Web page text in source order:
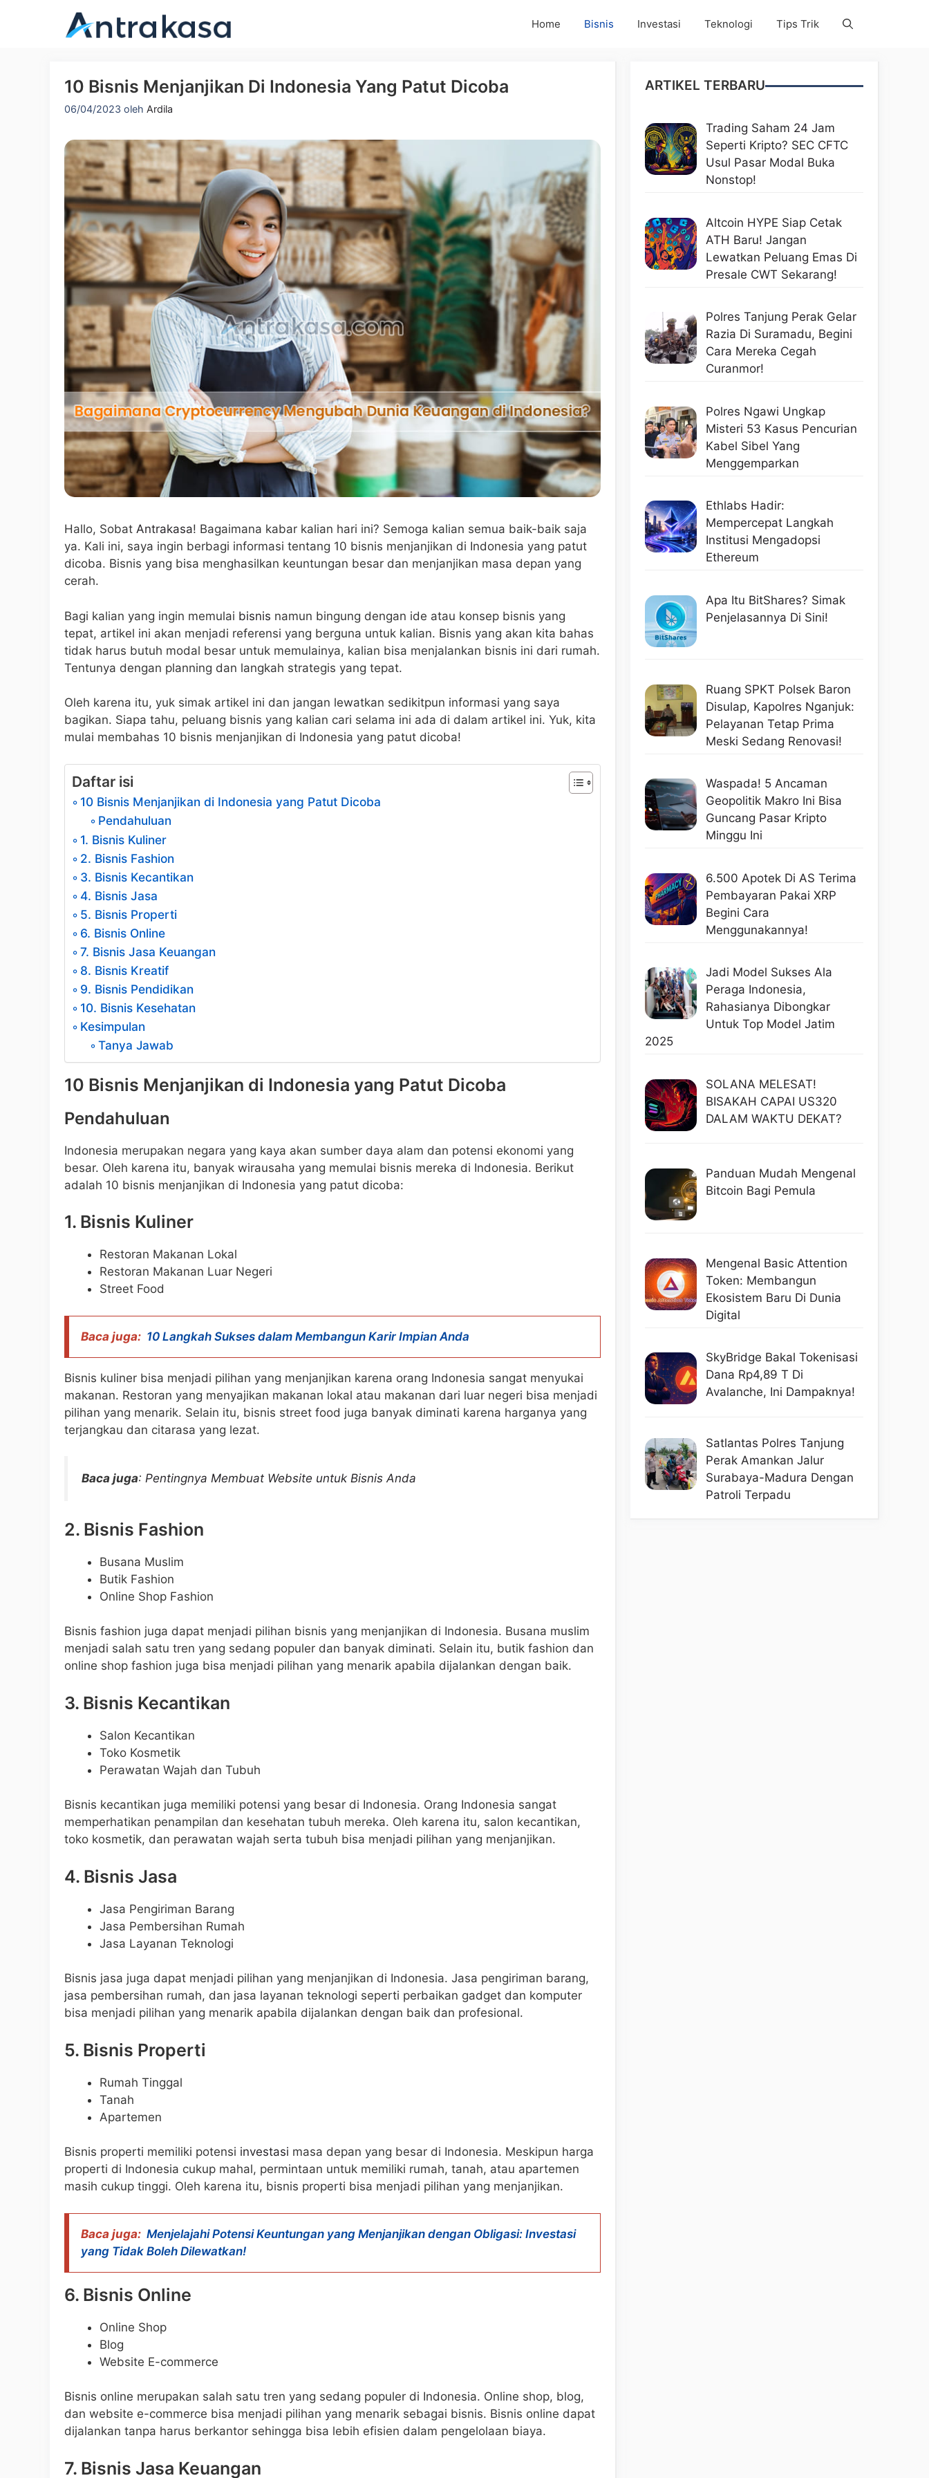
Home Bisnis Investasi Teknologi Tips Trik
10 Bisnis Menjanjikan Di Indonesia Yang Patut Dicoba
06/04/2023 oleh Ardila
Hallo, Sobat Antrakasa! Bagaimana kabar kalian hari ini? Semoga kalian semua baik-baik saja
ya. Kali ini, saya ingin berbagi informasi tentang 10 bisnis menjanjikan di Indonesia yang patut
dicoba. Bisnis yang bisa menghasilkan keuntungan besar dan menjanjikan masa depan yang
cerah.
Bagi kalian yang ingin memulai bisnis namun bingung dengan ide atau konsep bisnis yang
tepat, artikel ini akan menjadi referensi yang berguna untuk kalian. Bisnis yang akan kita bahas
tidak harus butuh modal besar untuk memulainya, kalian bisa menjalankan bisnis ini dari rumah.
Tentunya dengan planning dan langkah strategis yang tepat.
Oleh karena itu, yuk simak artikel ini dan jangan lewatkan sedikitpun informasi yang saya
bagikan. Siapa tahu, peluang bisnis yang kalian cari selama ini ada di dalam artikel ini. Yuk, kita
mulai membahas 10 bisnis menjanjikan di Indonesia yang patut dicoba!
Daftar isi
10 Bisnis Menjanjikan di Indonesia yang Patut Dicoba
Pendahuluan
1. Bisnis Kuliner
2. Bisnis Fashion
3. Bisnis Kecantikan
4. Bisnis Jasa
5. Bisnis Properti
6. Bisnis Online
7. Bisnis Jasa Keuangan
8. Bisnis Kreatif
9. Bisnis Pendidikan
10. Bisnis Kesehatan
Kesimpulan
Tanya Jawab
10 Bisnis Menjanjikan di Indonesia yang Patut Dicoba
Pendahuluan
Indonesia merupakan negara yang kaya akan sumber daya alam dan potensi ekonomi yang
besar. Oleh karena itu, banyak wirausaha yang memulai bisnis mereka di Indonesia. Berikut
adalah 10 bisnis menjanjikan di Indonesia yang patut dicoba:
1. Bisnis Kuliner
Restoran Makanan Lokal
Restoran Makanan Luar Negeri
Street Food
Baca juga: 10 Langkah Sukses dalam Membangun Karir Impian Anda
Bisnis kuliner bisa menjadi pilihan yang menjanjikan karena orang Indonesia sangat menyukai
makanan. Restoran yang menyajikan makanan lokal atau makanan dari luar negeri bisa menjadi
pilihan yang menarik. Selain itu, bisnis street food juga banyak diminati karena harganya yang
terjangkau dan citarasa yang lezat.
Baca juga: Pentingnya Membuat Website untuk Bisnis Anda
2. Bisnis Fashion
Busana Muslim
Butik Fashion
Online Shop Fashion
Bisnis fashion juga dapat menjadi pilihan bisnis yang menjanjikan di Indonesia. Busana muslim
menjadi salah satu tren yang sedang populer dan banyak diminati. Selain itu, butik fashion dan
online shop fashion juga bisa menjadi pilihan yang menarik apabila dijalankan dengan baik.
3. Bisnis Kecantikan
Salon Kecantikan
Toko Kosmetik
Perawatan Wajah dan Tubuh
Bisnis kecantikan juga memiliki potensi yang besar di Indonesia. Orang Indonesia sangat
memperhatikan penampilan dan kesehatan tubuh mereka. Oleh karena itu, salon kecantikan,
toko kosmetik, dan perawatan wajah serta tubuh bisa menjadi pilihan yang menjanjikan.
4. Bisnis Jasa
Jasa Pengiriman Barang
Jasa Pembersihan Rumah
Jasa Layanan Teknologi
Bisnis jasa juga dapat menjadi pilihan yang menjanjikan di Indonesia. Jasa pengiriman barang,
jasa pembersihan rumah, dan jasa layanan teknologi seperti perbaikan gadget dan komputer
bisa menjadi pilihan yang menarik apabila dijalankan dengan baik dan profesional.
5. Bisnis Properti
Rumah Tinggal
Tanah
Apartemen
Bisnis properti memiliki potensi investasi masa depan yang besar di Indonesia. Meskipun harga
properti di Indonesia cukup mahal, permintaan untuk memiliki rumah, tanah, atau apartemen
masih cukup tinggi. Oleh karena itu, bisnis properti bisa menjadi pilihan yang menjanjikan.
Baca juga: Menjelajahi Potensi Keuntungan yang Menjanjikan dengan Obligasi: Investasi
yang Tidak Boleh Dilewatkan!
6. Bisnis Online
Online Shop
Blog
Website E-commerce
Bisnis online merupakan salah satu tren yang sedang populer di Indonesia. Online shop, blog,
dan website e-commerce bisa menjadi pilihan yang menarik sebagai bisnis. Bisnis online dapat
dijalankan tanpa harus berkantor sehingga bisa lebih efisien dalam pengelolaan biaya.
7. Bisnis Jasa Keuangan
ARTIKEL TERBARU
Trading Saham 24 Jam
Seperti Kripto? SEC CFTC
Usul Pasar Modal Buka
Nonstop!
Altcoin HYPE Siap Cetak
ATH Baru! Jangan
Lewatkan Peluang Emas Di
Presale CWT Sekarang!
Polres Tanjung Perak Gelar
Razia Di Suramadu, Begini
Cara Mereka Cegah
Curanmor!
Polres Ngawi Ungkap
Misteri 53 Kasus Pencurian
Kabel Sibel Yang
Menggemparkan
Ethlabs Hadir:
Mempercepat Langkah
Institusi Mengadopsi
Ethereum
Apa Itu BitShares? Simak
Penjelasannya Di Sini!
Ruang SPKT Polsek Baron
Disulap, Kapolres Nganjuk:
Pelayanan Tetap Prima
Meski Sedang Renovasi!
Waspada! 5 Ancaman
Geopolitik Makro Ini Bisa
Guncang Pasar Kripto
Minggu Ini
6.500 Apotek Di AS Terima
Pembayaran Pakai XRP
Begini Cara
Menggunakannya!
Jadi Model Sukses Ala
Peraga Indonesia,
Rahasianya Dibongkar
Untuk Top Model Jatim
2025
SOLANA MELESAT!
BISAKAH CAPAI US320
DALAM WAKTU DEKAT?
Panduan Mudah Mengenal
Bitcoin Bagi Pemula
Mengenal Basic Attention
Token: Membangun
Ekosistem Baru Di Dunia
Digital
SkyBridge Bakal Tokenisasi
Dana Rp4,89 T Di
Avalanche, Ini Dampaknya!
Satlantas Polres Tanjung
Perak Amankan Jalur
Surabaya-Madura Dengan
Patroli Terpadu